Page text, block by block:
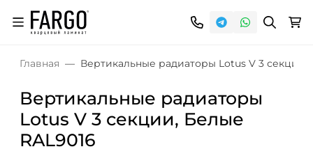
Главная Вертикальные радиаторы Lotus V 3 секции,
Вертикальные радиаторы
Lotus V 3 секции, Белые
RAL9016